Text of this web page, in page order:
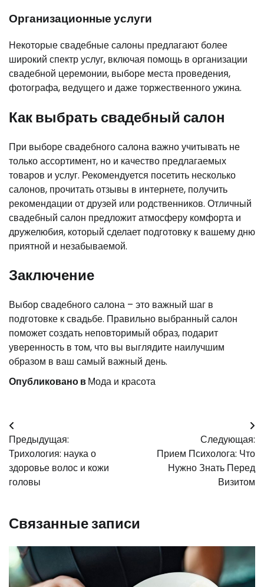
Организационные услуги
Некоторые свадебные салоны предлагают более
широкий спектр услуг, включая помощь в организации
свадебной церемонии, выборе места проведения,
фотографа, ведущего и даже торжественного ужина.
Как выбрать свадебный салон
При выборе свадебного салона важно учитывать не
только ассортимент, но и качество предлагаемых
товаров и услуг. Рекомендуется посетить несколько
салонов, прочитать отзывы в интернете, получить
рекомендации от друзей или родственников. Отличный
свадебный салон предложит атмосферу комфорта и
дружелюбия, который сделает подготовку к вашему дню
приятной и незабываемой.
Заключение
Выбор свадебного салона – это важный шаг в
подготовке к свадьбе. Правильно выбранный салон
поможет создать неповторимый образ, подарит
уверенность в том, что вы выглядите наилучшим
образом в ваш самый важный день.
Опубликовано вМода и красота
Навигация
по
записям
Предыдущая:
Трихология: наука о
здоровье волос и кожи
головы
Следующая:
Прием Психолога: Что
Нужно Знать Перед
Визитом
Связанные записи